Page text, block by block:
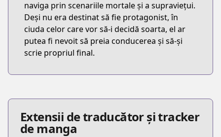
naviga prin scenariile mortale și a supraviețui.
Deși nu era destinat să fie protagonist, în
ciuda celor care vor să-i decidă soarta, el ar
putea fi nevoit să preia conducerea și să-și
scrie propriul final.
Extensii de traducător și tracker
de manga